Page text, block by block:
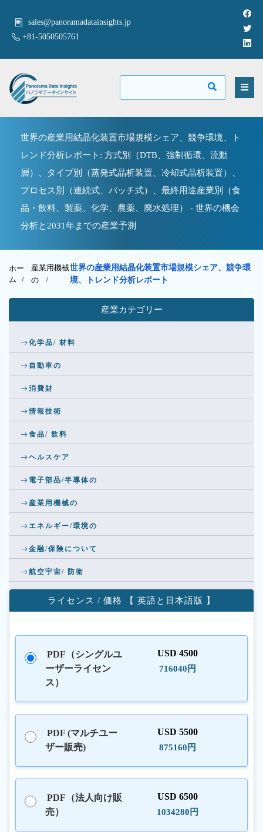
sales@panoramadatainsights.jp
+81-5050505761
世界の産業用結晶化装置市場規模シェア、競争環境、ト
レンド分析レポート: 方式別（DTB、強制循環、流動
層）、タイプ別（蒸発式晶析装置、冷却式晶析装置）、
プロセス別（連続式、バッチ式）、最終用途産業別（食
品・飲料、製薬、化学、農薬、廃水処理） - 世界の機会
分析と2031年までの産業予測
ホー
ム /
産業用機械
の/
世界の産業用結晶化装置市場規模シェア、競争環
境、トレンド分析レポート
産業カテゴリー
化学品/ 材料
自動車の
消費財
情報技術
食品/ 飲料
ヘルスケア
電子部品/半導体の
産業用機械の
エネルギー/環境の
金融/保険について
航空宇宙/ 防衛
ライセンス / 価格 【 英語と日本語版 】
PDF（シングルユ
ーザーライセン
ス）
USD 4500
716040円
PDF (マルチユー
ザー販売)
USD 5500
875160円
PDF（法人向け販
売）
USD 6500
1034280円